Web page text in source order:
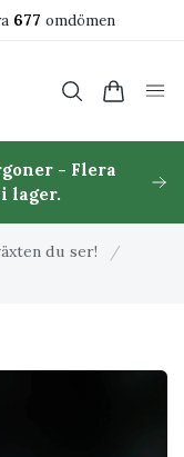
677 omdömen
- Flera
lager.
du ser!
/